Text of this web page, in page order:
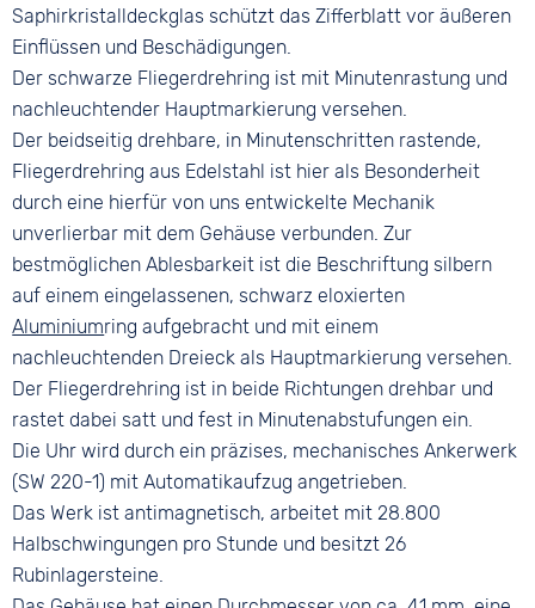
Saphirkristalldeckglas schützt das Zifferblatt vor äußeren
Einflüssen und Beschädigungen.
Der schwarze Fliegerdrehring ist mit Minutenrastung und
nachleuchtender Hauptmarkierung versehen.
Der beidseitig drehbare, in Minutenschritten rastende,
Fliegerdrehring aus Edelstahl ist hier als Besonderheit
durch eine hierfür von uns entwickelte Mechanik
unverlierbar mit dem Gehäuse verbunden. Zur
bestmöglichen Ablesbarkeit ist die Beschriftung silbern
auf einem eingelassenen, schwarz eloxierten
Aluminiumring aufgebracht und mit einem
nachleuchtenden Dreieck als Hauptmarkierung versehen.
Der Fliegerdrehring ist in beide Richtungen drehbar und
rastet dabei satt und fest in Minutenabstufungen ein.
Die Uhr wird durch ein präzises, mechanisches Ankerwerk
(SW 220-1) mit Automatikaufzug angetrieben.
Das Werk ist antimagnetisch, arbeitet mit 28.800
Halbschwingungen pro Stunde und besitzt 26
Rubinlagersteine.